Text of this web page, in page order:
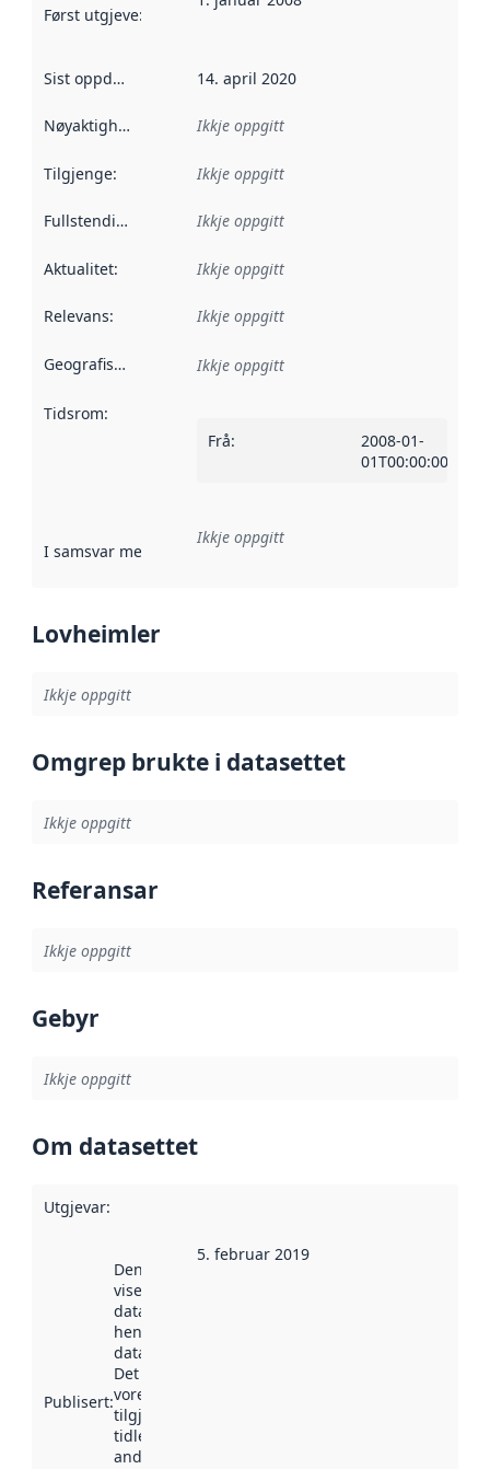
Først utgjeve: Denne datoen seier når dataa i dette
Sist oppdatert 14. april 2020
Nøyaktigheit Ikkje oppgitt
Tilgjenge: Ikkje oppgitt
Fullstendigheit Ikkje oppgitt
Aktualitet: Ikkje oppgitt
Relevans: Ikkje oppgitt
Geografisk område Ikkje oppgitt
Tidsrom:
Frå:
2008-01-
01T00:00:00Z
I samsvar med Referanse til ei implementeringsregel eller
Ikkje oppgitt
Lovheimler
Ikkje oppgitt
Omgrep brukte i datasettet
Ikkje oppgitt
Referansar
Ikkje oppgitt
Gebyr
Ikkje oppgitt
Om datasettet
Utgjevar:
Publisert:
Denne datoen
viser når
datasettet vart
henta inn av
data.norge.no.
Det kan ha
vore
tilgjengeleg
tidlegare
andre stader.
5. februar 2019